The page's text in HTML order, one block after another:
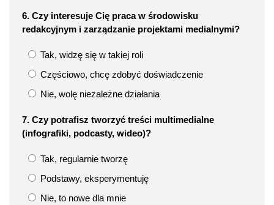
6. Czy interesuje Cię praca w środowisku
redakcyjnym i zarządzanie projektami medialnymi?
Tak, widzę się w takiej roli
Częściowo, chcę zdobyć doświadczenie
Nie, wolę niezależne działania
7. Czy potrafisz tworzyć treści multimedialne
(infografiki, podcasty, wideo)?
Tak, regularnie tworzę
Podstawy, eksperymentuję
Nie, to nowe dla mnie